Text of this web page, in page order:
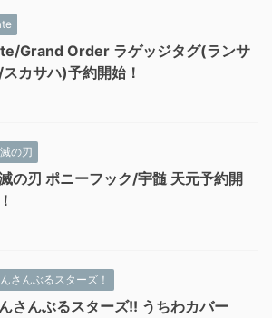
Grand Order ラゲッジタグ(ランサ
カサハ)予約開始！
の刃
の刃 ポニーフック/宇髄 天元予約開
さんぶるスターズ！
さんぶるスターズ!! うちわカバー